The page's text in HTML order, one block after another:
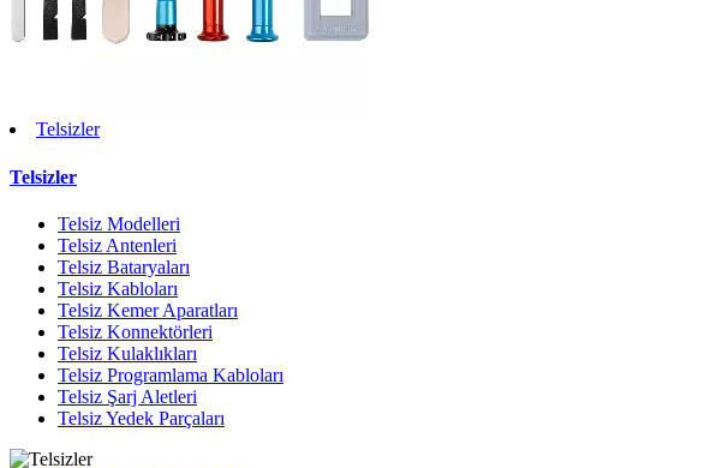
Telsizler
Telsizler
Telsiz Modelleri
Telsiz Antenleri
Telsiz Bataryaları
Telsiz Kabloları
Telsiz Kemer Aparatları
Telsiz Konnektörleri
Telsiz Kulaklıkları
Telsiz Programlama Kabloları
Telsiz Şarj Aletleri
Telsiz Yedek Parçaları